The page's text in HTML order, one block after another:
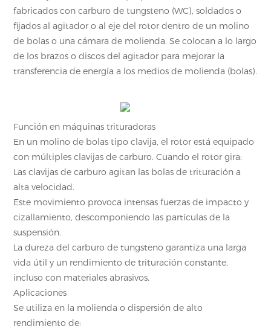
fabricados con carburo de tungsteno (WC), soldados o
fijados al agitador o al eje del rotor dentro de un molino
de bolas o una cámara de molienda. Se colocan a lo largo
de los brazos o discos del agitador para mejorar la
transferencia de energía a los medios de molienda (bolas).
Función en máquinas trituradoras
En un molino de bolas tipo clavija, el rotor está equipado
con múltiples clavijas de carburo. Cuando el rotor gira:
Las clavijas de carburo agitan las bolas de trituración a
alta velocidad.
Este movimiento provoca intensas fuerzas de impacto y
cizallamiento, descomponiendo las partículas de la
suspensión.
La dureza del carburo de tungsteno garantiza una larga
vida útil y un rendimiento de trituración constante,
incluso con materiales abrasivos.
Aplicaciones
Se utiliza en la molienda o dispersión de alto
rendimiento de: